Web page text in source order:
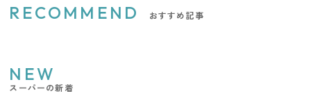
RECOMMEND おすすめ記事
NEW
スーパーの新着